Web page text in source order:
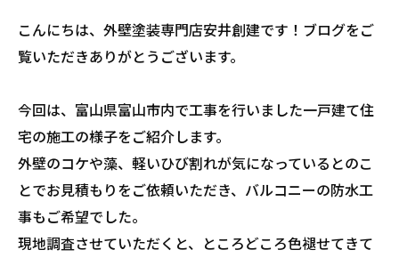
こんにちは、外壁塗装専門店安井創建です！ブログをご
覧いただきありがとうございます。
今回は、富山県富山市内で工事を行いました一戸建て住
宅の施工の様子をご紹介します。
外壁のコケや藻、軽いひび割れが気になっているとのこ
とでお見積もりをご依頼いただき、バルコニーの防水工
事もご希望でした。
現地調査させていただくと、ところどころ色褪せてきて